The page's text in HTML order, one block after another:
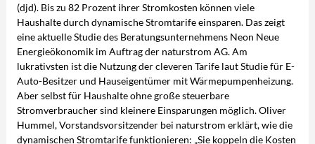
(djd). Bis zu 82 Prozent ihrer Stromkosten können viele
Haushalte durch dynamische Stromtarife einsparen. Das zeigt
eine aktuelle Studie des Beratungsunternehmens Neon Neue
Energieökonomik im Auftrag der naturstrom AG. Am
lukrativsten ist die Nutzung der cleveren Tarife laut Studie für E-
Auto-Besitzer und Hauseigentümer mit Wärmepumpenheizung.
Aber selbst für Haushalte ohne große steuerbare
Stromverbraucher sind kleinere Einsparungen möglich. Oliver
Hummel, Vorstandsvorsitzender bei naturstrom erklärt, wie die
dynamischen Stromtarife funktionieren: „Sie koppeln die Kosten